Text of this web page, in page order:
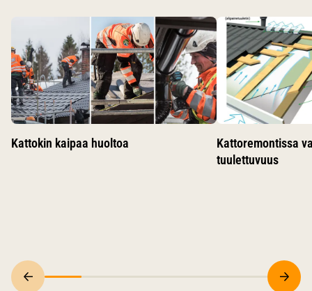
Käytä nuolinäppäimiä siirtyäksesi karusellin diojen välillä.
Kattokin kaipaa huoltoa
Kattoremontissa
tuulettuvuus